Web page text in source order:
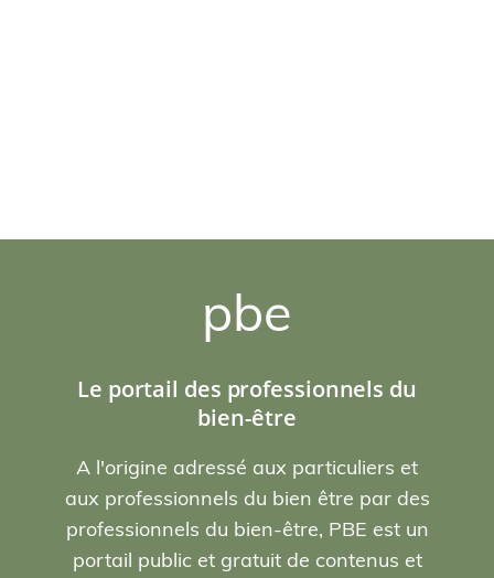
pbe
Le portail des professionnels du
bien-être
A l'origine adressé aux particuliers et
aux professionnels du bien être par des
professionnels du bien-être, PBE est un
portail public et gratuit de contenus et